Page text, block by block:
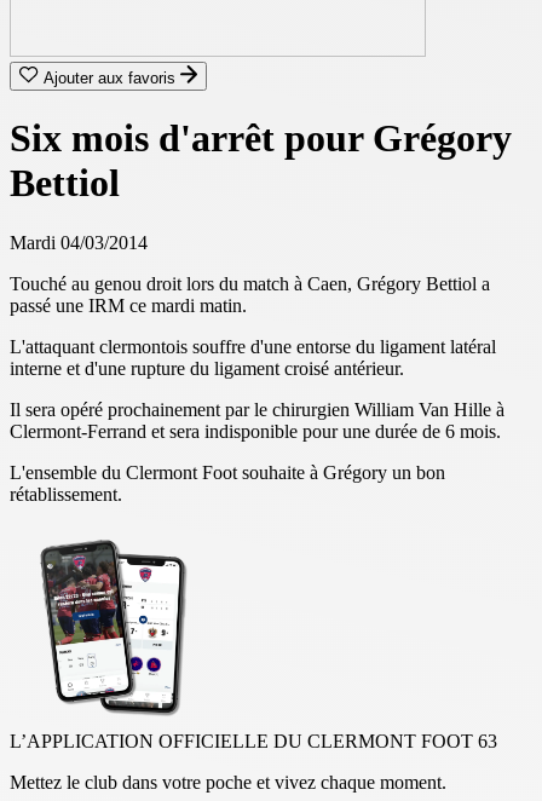
Ajouter aux favoris
Six mois d'arrêt pour Grégory
Bettiol
Mardi 04/03/2014
Touché au genou droit lors du match à Caen, Grégory Bettiol a
passé une IRM ce mardi matin.
L'attaquant clermontois souffre d'une entorse du ligament latéral
interne et d'une rupture du ligament croisé antérieur.
Il sera opéré prochainement par le chirurgien William Van Hille à
Clermont-Ferrand et sera indisponible pour une durée de 6 mois.
L'ensemble du Clermont Foot souhaite à Grégory un bon
rétablissement.
L’APPLICATION OFFICIELLE DU CLERMONT FOOT 63
Mettez le club dans votre poche et vivez chaque moment.